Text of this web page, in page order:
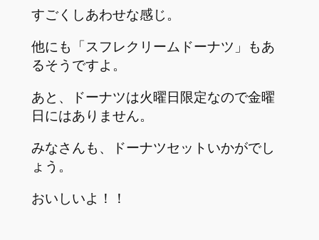
すごくしあわせな感じ。
他にも「スフレクリームドーナツ」もあ
るそうですよ。
あと、ドーナツは火曜日限定なので金曜
日にはありません。
みなさんも、ドーナツセットいかがでし
ょう。
おいしいよ！！